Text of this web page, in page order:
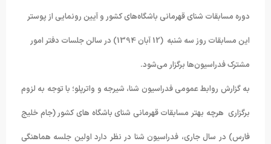
دوره مسابقات شنای قهرمانی باشگاه‌های کشور و آیین رونمایی از پوستر
این مسابقات روز سه شنبه (12 آبان 1394) در سالن جلسات دفتر امور
مشترک فدراسیون‌ها برگزار می‌شود.
به گزارش روابط عمومی فدراسیون شنا، شیرجه و واترپلو؛ با توجه به لزوم
برگزاری هرچه بهتر مسابقات قهرمانی شنای باشگاه های کشور (جام خلیج
فارس) در سال جاری، فدراسیون شنا در نظر دارد اولین جلسه هماهنگی